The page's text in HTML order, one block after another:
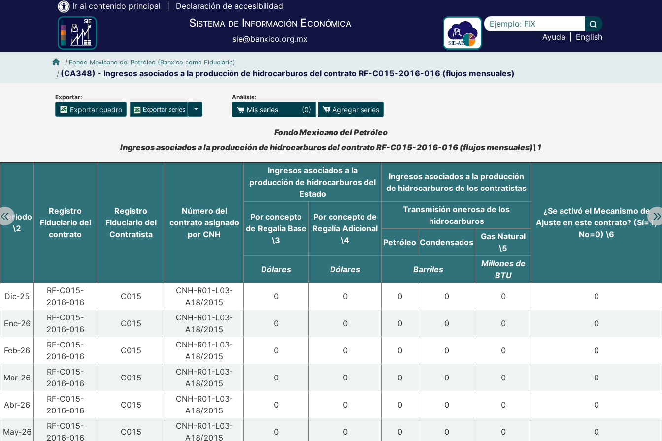
Ir al contenido principal Declaración de accesibilidad
Sistema de Información Económica
sie@banxico.org.mx
Escriba el texto a buscar
Llevar a cabo la
Ayuda
English
Inicio SIE-Banxico
Fondo Mexicano del Petróleo (Banxico como Fiduciario)
(CA348) - Ingresos asociados a la producción de hidrocarburos del contrato RF-C015-2016-016 (flujos mensuales)
Exportar:
Exportar cuadro Opciones para exportar series
Análisis:
Mis series (0) Agregar series
Retroceder:
Accesibilidad de Cuadros Analíticos, al exportar el cuadro se pueden manipular los datos en XLS
Fondo Mexicano del Petróleo
Ingresos asociados a la producción de hidrocarburos del contrato RF-C015-2016-016 (flujos mensuales)\1
Periodo
\2
Registro
Fiduciario del
contrato
Registro
Fiduciario del
Contratista
Número del
contrato asignado
por CNH
Ingresos asociados a la
producción de hidrocarburos del
Estado
Ingresos asociados a la producción
de hidrocarburos de los contratistas
¿Se activó el Mecanismo de
Ajuste en este contrato? (Sí=1,
No=0) \6
Por concepto
de Regalía Base
\3
Por concepto de
Regalía Adicional
\4
Transmisión onerosa de los
hidrocarburos
Petróleo Condensados
Gas Natural
\5
Dólares Dólares Barriles
Millones de
BTU
Dic‑25
RF-C015-
2016-016
C015
CNH-R01-L03-
A18/2015
0 0 0 0 0 0
Ene‑26
RF-C015-
2016-016
C015
CNH-R01-L03-
A18/2015
0 0 0 0 0 0
Feb‑26
RF-C015-
2016-016
C015
CNH-R01-L03-
A18/2015
0 0 0 0 0 0
Mar‑26
RF-C015-
2016-016
C015
CNH-R01-L03-
A18/2015
0 0 0 0 0 0
Abr‑26
RF-C015-
2016-016
C015
CNH-R01-L03-
A18/2015
0 0 0 0 0 0
May‑26
RF-C015-
2016-016
C015
CNH-R01-L03-
A18/2015
0 0 0 0 0 0